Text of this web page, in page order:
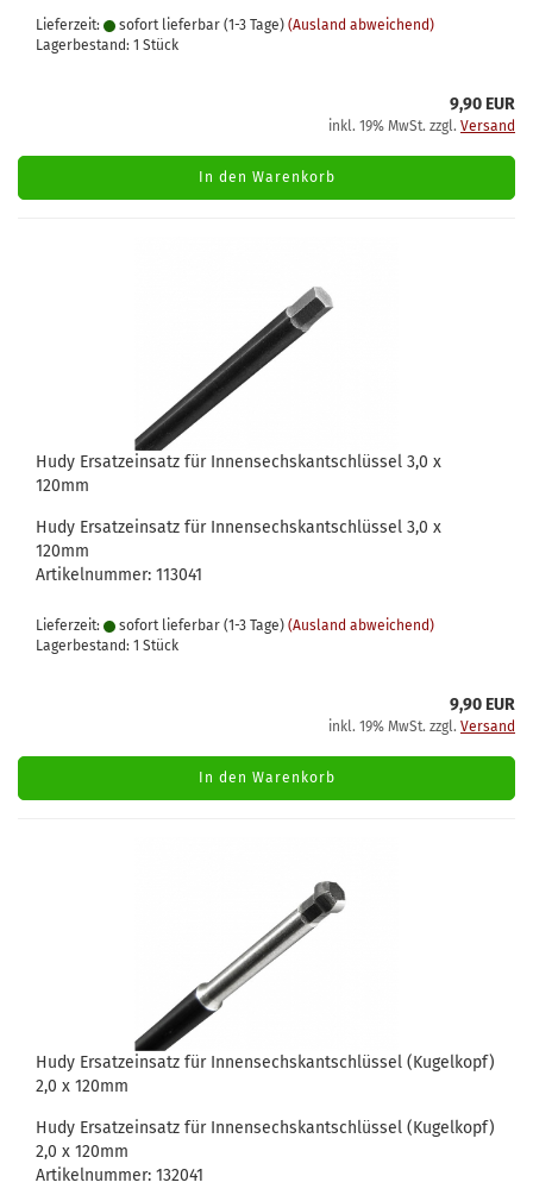
Lieferzeit: sofort lieferbar (1-3 Tage) (Ausland abweichend)
Lagerbestand: 1 Stück
9,90 EUR
inkl. 19% MwSt. zzgl. Versand
In den Warenkorb
Hudy Ersatzeinsatz für Innensechskantschlüssel 3,0 x
120mm
Hudy Ersatzeinsatz für Innensechskantschlüssel 3,0 x
120mm
Artikelnummer: 113041
Lieferzeit: sofort lieferbar (1-3 Tage) (Ausland abweichend)
Lagerbestand: 1 Stück
9,90 EUR
inkl. 19% MwSt. zzgl. Versand
In den Warenkorb
Hudy Ersatzeinsatz für Innensechskantschlüssel (Kugelkopf)
2,0 x 120mm
Hudy Ersatzeinsatz für Innensechskantschlüssel (Kugelkopf)
2,0 x 120mm
Artikelnummer: 132041